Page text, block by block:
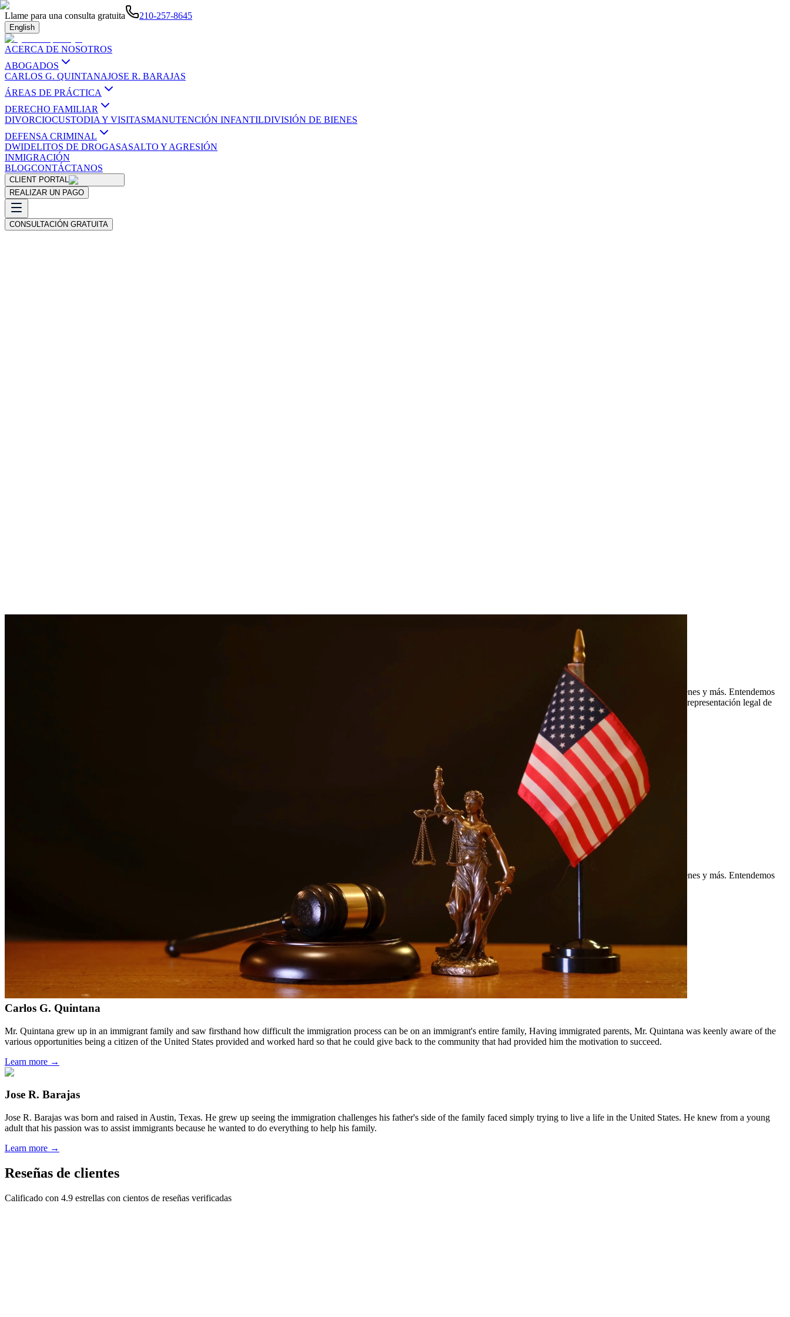
Llame para una consulta gratuita 210-257-8645
English
ACERCA DE NOSOTROS
ABOGADOS
CARLOS G. QUINTANAJOSE R. BARAJAS
ÁREAS DE PRÁCTICA
DERECHO FAMILIAR
DIVORCIOCUSTODIA Y VISITASMANUTENCIÓN INFANTILDIVISIÓN DE BIENES
DEFENSA CRIMINAL
DWIDELITOS DE DROGASASALTO Y AGRESIÓN
INMIGRACIÓN
BLOGCONTÁCTANOS
CLIENT PORTAL
REALIZAR UN PAGO
CONSULTACIÓN GRATUITA
Nuestros abogados experimentados en derecho familiar brindan representación compasiva para asuntos que incluyen divorcio, custodia de menores, manutención infantil, división de bienes y más. Entendemos
los desafíos emocionales que enfrentan las familias y trabajamos diligentemente para proteger sus derechos e intereses. En Quintana & Barajas PLLC, estamos comprometidos a brindar representación legal de
Nuestros abogados experimentados en derecho familiar brindan representación compasiva para asuntos que incluyen divorcio, custodia de menores, manutención infantil, división de bienes y más. Entendemos
los desafíos emocionales que enfrentan las familias y trabajamos diligentemente para proteger sus derechos e intereses.
Además de servir a Alice, proporcionamos servicios legales a clientes en todo el sur de Texas, incluyendo San Antonio, Austin, Houston y comunidades circundantes.
Carlos G. Quintana
Mr. Quintana grew up in an immigrant family and saw firsthand how difficult the immigration process can be on an immigrant's entire family, Having immigrated parents, Mr. Quintana was keenly aware of the
various opportunities being a citizen of the United States provided and worked hard so that he could give back to the community that had provided him the motivation to succeed.
Learn more →
Jose R. Barajas
Jose R. Barajas was born and raised in Austin, Texas. He grew up seeing the immigration challenges his father's side of the family faced simply trying to live a life in the United States. He knew from a young
adult that his passion was to assist immigrants because he wanted to do everything to help his family.
Learn more →
Reseñas de clientes
Calificado con 4.9 estrellas con cientos de reseñas verificadas